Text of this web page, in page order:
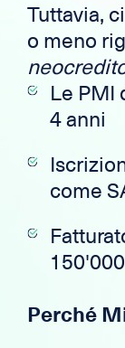
Tuttavia,
o meno
Le PMI
4 anni
come
150'000
Perché